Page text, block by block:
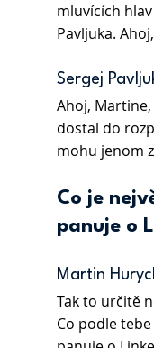
mluvících
Pavljuka.
Sergej
Ahoj,
dostal do
mohu jenom
Co je
panuje o
Martin
Tak to určitě
Co podle